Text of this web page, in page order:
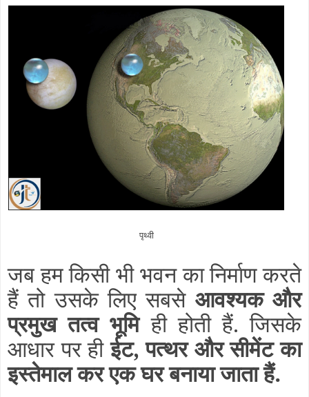
पृथ्वी
जब हम किसी भी भवन का निर्माण करते
हैं तो उसके लिए सबसे आवश्यक और
प्रमुख तत्व भूमिही होती हैं. जिसके
आधार पर हीईट, पत्थर और सीमेंट का
इस्तेमाल कर एक घर बनाया जाता हैं.